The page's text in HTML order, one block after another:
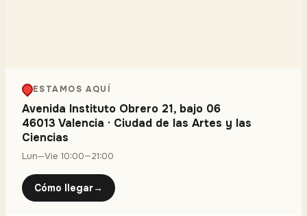
ESTAMOS AQUÍ
Avenida Instituto Obrero 21, bajo 06
46013 Valencia · Ciudad de las Artes y las
Ciencias
Lun—Vie 10:00—21:00
Cómo llegar→